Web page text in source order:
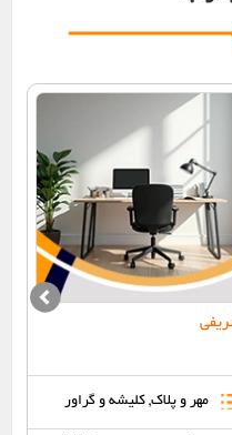
مهر و پلاک, کلیشه و گراور